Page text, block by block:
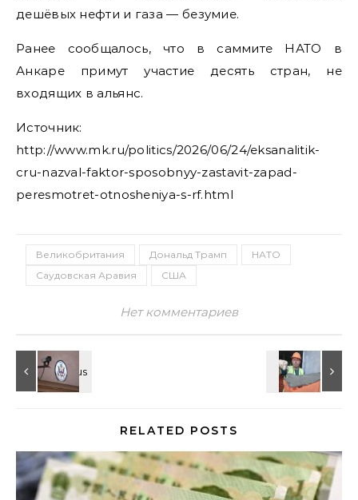
дешёвых нефти и газа — безумие.
Ранее сообщалось, что в саммите НАТО в
Анкаре примут участие десять стран, не
входящих в альянс.
Источник:
http://www.mk.ru/politics/2026/06/24/eksanalitik-
cru-nazval-faktor-sposobnyy-zastavit-zapad-
peresmotret-otnosheniya-s-rf.html
Великобритания Дональд Трамп
НАТО
Саудовская Аравия
США
Нет комментариев
RELATED POSTS